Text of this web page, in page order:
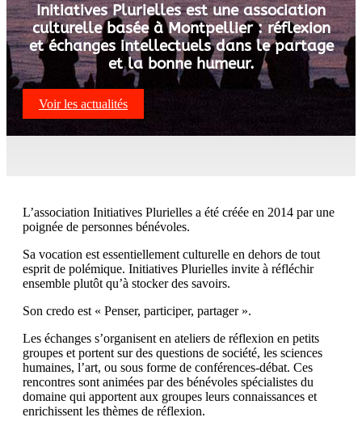
Initiatives Plurielles est une association
culturelle basée à Montpellier : réflexion
et échanges intellectuels dans le partage
et la bonne humeur.
Voir les actualités
L’association Initiatives Plurielles a été créée en 2014 par une
poignée de personnes bénévoles.
Sa vocation est essentiellement culturelle en dehors de tout
esprit de polémique. Initiatives Plurielles invite à réfléchir
ensemble plutôt qu’à stocker des savoirs.
Son credo est « Penser, participer, partager ».
Les échanges s’organisent en ateliers de réflexion en petits
groupes et portent sur des questions de société, les sciences
humaines, l’art, ou sous forme de conférences-débat. Ces
rencontres sont animées par des bénévoles spécialistes du
domaine qui apportent aux groupes leurs connaissances et
enrichissent les thèmes de réflexion.